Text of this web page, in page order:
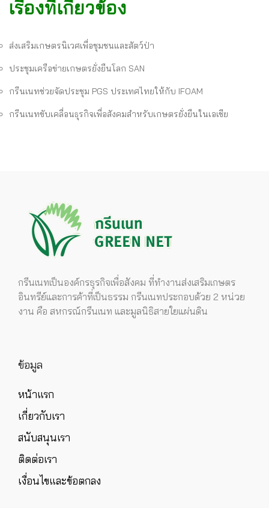
เรื่องที่เกี่ยวข้อง
ส่งเสริมเกษตรนิเวศเพื่อชุมชนและสัตว์ป่า
ประชุมเครือข่ายเกษตรยั่งยืนโลก SAN
กรีนเนทช่วยจัดประชุม PGS ประเทศไทยให้กับ IFOAM
กรีนเนทขับเคลื่อนธุรกิจเพื่อสังคมสำหรับเกษตรยั่งยืนในเอเชีย
กรีนเนทเป็นองค์กรธุรกิจเพื่อสังคม ที่ทำงานส่งเสริมเกษตร
อินทรีย์และการค้าที่เป็นธรรม กรีนเนทประกอบด้วย 2 หน่วย
งาน คือ สหกรณ์กรีนเนท และมูลนิธิสายใยแผ่นดิน
ข้อมูล
หน้าแรก
เกี่ยวกับเรา
สนับสนุนเรา
ติดต่อเรา
เงื่อนไขและข้อตกลง